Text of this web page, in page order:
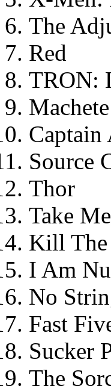
The
Red
TRON:
Machete
Captain
Source
Thor
Take
Kill The
I Am
No
Fast
Sucker
The